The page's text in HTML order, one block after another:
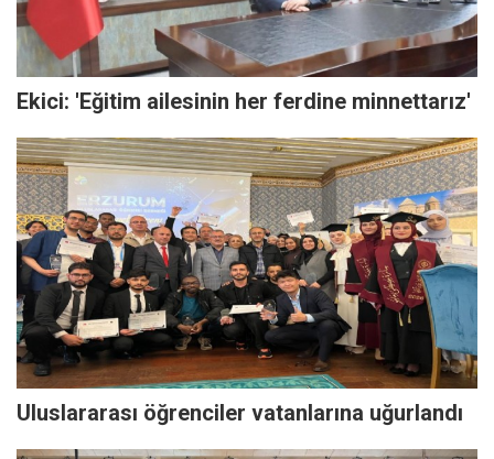
Ekici: 'Eğitim ailesinin her ferdine minnettarız'
Uluslararası öğrenciler vatanlarına uğurlandı